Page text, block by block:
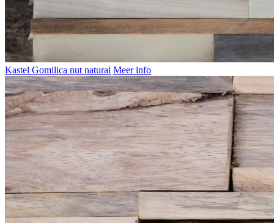
Kastel Gomilica nut natural Meer info